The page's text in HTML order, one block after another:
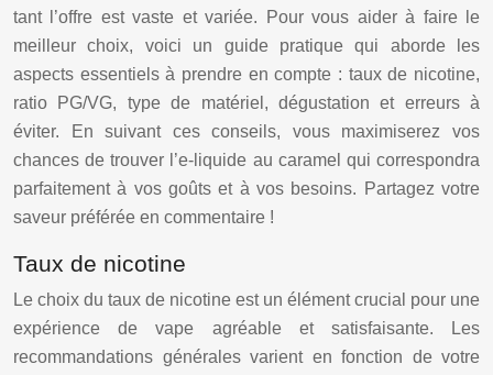
tant l’offre est vaste et variée. Pour vous aider à faire le
meilleur choix, voici un guide pratique qui aborde les
aspects essentiels à prendre en compte : taux de nicotine,
ratio PG/VG, type de matériel, dégustation et erreurs à
éviter. En suivant ces conseils, vous maximiserez vos
chances de trouver l’e-liquide au caramel qui correspondra
parfaitement à vos goûts et à vos besoins. Partagez votre
saveur préférée en commentaire !
Taux de nicotine
Le choix du taux de nicotine est un élément crucial pour une
expérience de vape agréable et satisfaisante. Les
recommandations générales varient en fonction de votre